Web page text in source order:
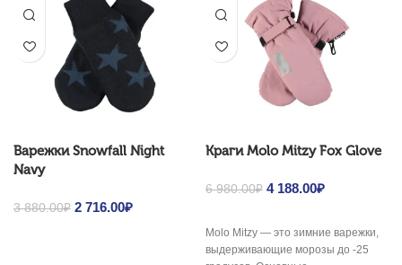
Варежки Snowfall Night
Navy
3 880.00₽ Original price was: 3
2 716.00₽
Краги Molo Mitzy Fox Glove
6 980.00₽ Original price was: 6
4 188.00₽
Molo Mitzy — это зимние варежки,
выдерживающие морозы до -25